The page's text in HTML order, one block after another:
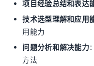
项目经验总结和表达
技术选型理解和应用
用能力
问题分析和解决能力
方法